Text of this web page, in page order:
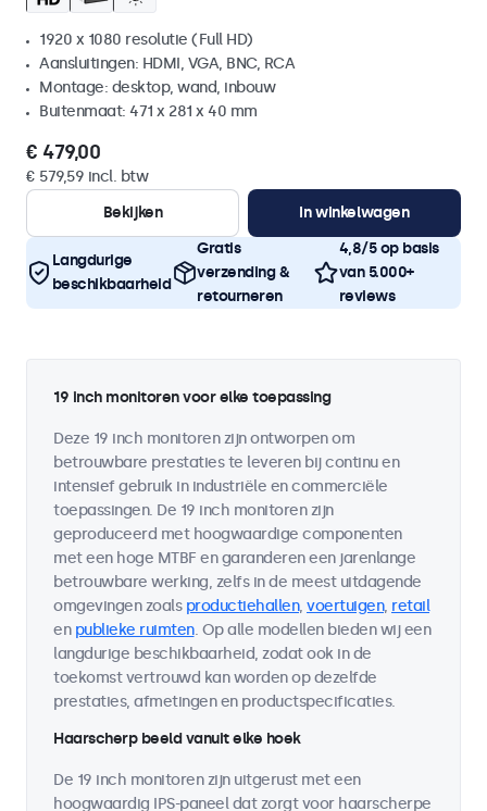
1920 x 1080 resolutie (Full HD)
Aansluitingen: HDMI, VGA, BNC, RCA
Montage: desktop, wand, inbouw
Buitenmaat: 471 x 281 x 40 mm
€ 479,00
€ 579,59 incl. btw
Bekijken
In winkelwagen
Langdurige
beschikbaarheid
Gratis
verzending &
retourneren
4,8/5 op basis
van 5.000+
reviews
19 inch monitoren voor elke toepassing
Deze 19 inch monitoren zijn ontworpen om
betrouwbare prestaties te leveren bij continu en
intensief gebruik in industriële en commerciële
toepassingen. De 19 inch monitoren zijn
geproduceerd met hoogwaardige componenten
met een hoge MTBF en garanderen een jarenlange
betrouwbare werking, zelfs in de meest uitdagende
omgevingen zoals productiehallen, voertuigen, retail
en publieke ruimten. Op alle modellen bieden wij een
langdurige beschikbaarheid, zodat ook in de
toekomst vertrouwd kan worden op dezelfde
prestaties, afmetingen en productspecificaties.
Haarscherp beeld vanuit elke hoek
De 19 inch monitoren zijn uitgerust met een
hoogwaardig IPS-paneel dat zorgt voor haarscherpe